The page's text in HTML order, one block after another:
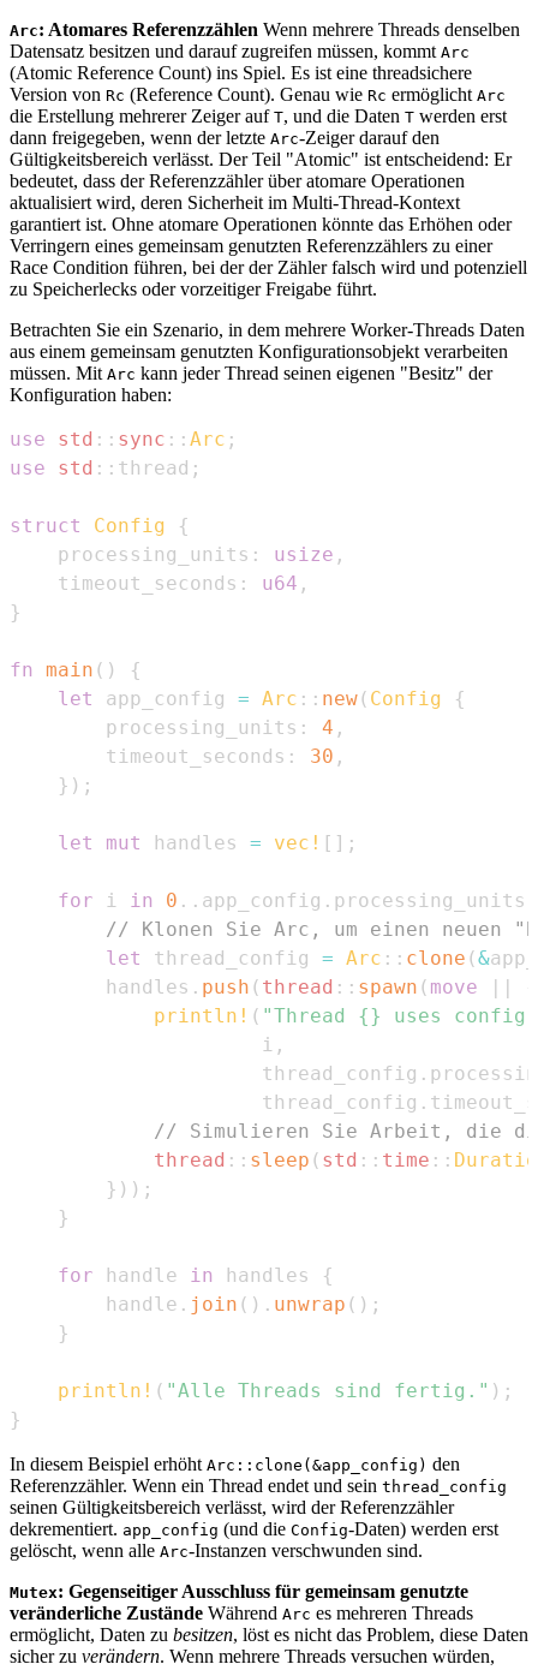
Arc: Atomares Referenzzählen Wenn mehrere Threads denselben
Datensatz besitzen und darauf zugreifen müssen, kommt Arc
(Atomic Reference Count) ins Spiel. Es ist eine threadsichere
Version von Rc (Reference Count). Genau wie Rc ermöglicht Arc
die Erstellung mehrerer Zeiger auf T, und die Daten T werden erst
dann freigegeben, wenn der letzte Arc-Zeiger darauf den
Gültigkeitsbereich verlässt. Der Teil "Atomic" ist entscheidend: Er
bedeutet, dass der Referenzzähler über atomare Operationen
aktualisiert wird, deren Sicherheit im Multi-Thread-Kontext
garantiert ist. Ohne atomare Operationen könnte das Erhöhen oder
Verringern eines gemeinsam genutzten Referenzzählers zu einer
Race Condition führen, bei der der Zähler falsch wird und potenziell
zu Speicherlecks oder vorzeitiger Freigabe führt.
Betrachten Sie ein Szenario, in dem mehrere Worker-Threads Daten
aus einem gemeinsam genutzten Konfigurationsobjekt verarbeiten
müssen. Mit Arc kann jeder Thread seinen eigenen "Besitz" der
Konfiguration haben:
use std :: sync :: Arc ;
use
std :: thread ;
struct Config
{
    processing_units
: usize ,
    timeout_seconds
: u64 ,
}
fn main ( )
{
let
app_config = Arc :: new( Config
{
        processing_units
: 4 ,
        timeout_seconds
: 30 ,
} ) ;
let mut handles = vec! [ ] ;
for i in 0 .. app_config . processing_units
// Klonen Sie Arc, um einen neuen
let
thread_config = Arc :: clone (&
        handles
. push ( thread :: spawn ( move | |
println! ( "Thread {} uses
                     i
,
                     thread_config
.
                     thread_config
.
// Simulieren Sie Arbeit, die
thread :: sleep ( std :: time ::
} ) ) ;
}
for handle in handles
{
        handle
. join ( ) . unwrap ( ) ;
}
println! ( "Alle Threads sind fertig." ) ;
}
In diesem Beispiel erhöht Arc::clone(&app_config) den
Referenzzähler. Wenn ein Thread endet und sein thread_config
seinen Gültigkeitsbereich verlässt, wird der Referenzzähler
dekrementiert. app_config (und die Config-Daten) werden erst
gelöscht, wenn alle Arc-Instanzen verschwunden sind.
Mutex: Gegenseitiger Ausschluss für gemeinsam genutzte
veränderliche Zustände Während Arc es mehreren Threads
ermöglicht, Daten zu besitzen, löst es nicht das Problem, diese Daten
sicher zu verändern. Wenn mehrere Threads versuchen würden,